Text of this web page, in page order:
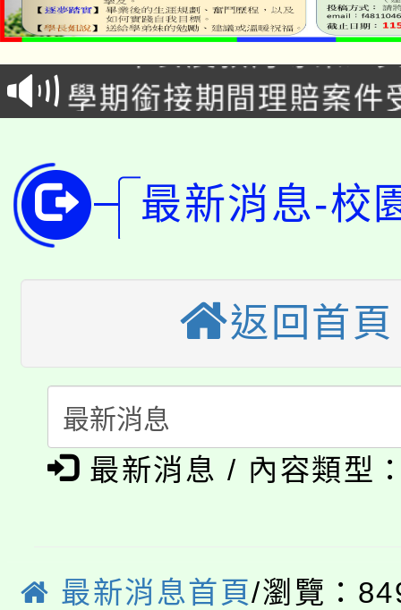
會
115年食農教育專業人
程
學期銜接期間理賠案件
版
淨零綠領人才培育課程
公告本校115學年度第
代理(課)教師甄選結果(
「2026金融保險知識
生本土語及新住民語歌
公告本校115學年度第
代理(課)教師甄選結果(
轉知中國文化大學推廣
《TA101》溝通分析基
系所師生報名參加。
淨零綠生活教案入校路
會
115年食農教育專業人
學籍身 分審查程序及
淨零綠領人才培育課程
最新消息-校
返回首頁
最新消息 / 內容類型
最新消息首頁/瀏覽：